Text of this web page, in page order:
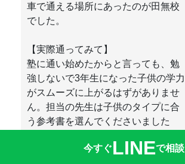
今すぐLINEで相談
車で通える場所にあったのが田無校
でした。
【実際通ってみて】
塾に通い始めたからと言っても、勉
強しないで3年生になった子供の学力
がスムーズに上がるはずがありませ
ん。担当の先生は子供のタイプに合
う参考書を選んでくださいました
「豚に真珠」状態でした。ところ